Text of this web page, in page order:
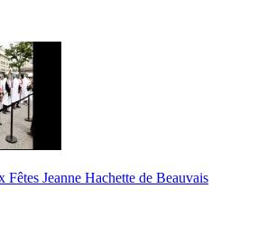
Fêtes Jeanne Hachette de Beauvais